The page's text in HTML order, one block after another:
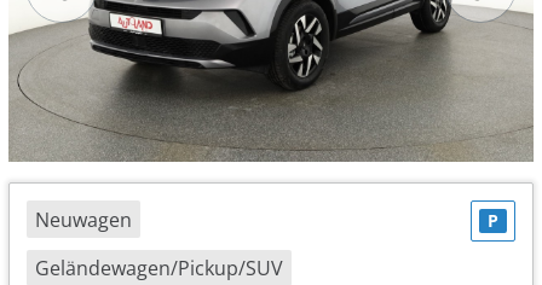
Neuwagen
Geländewagen/Pickup/SUV
P